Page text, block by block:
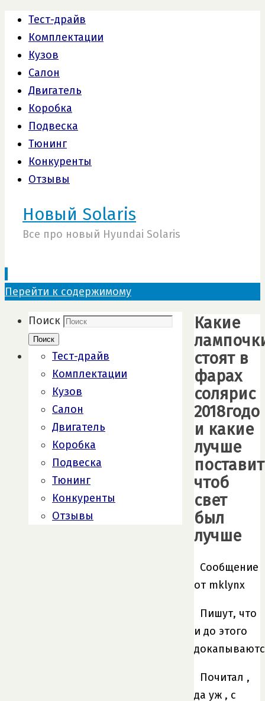
Тест-драйв
Комплектации
Кузов
Салон
Двигатель
Коробка
Подвеска
Тюнинг
Конкуренты
Отзывы
Новый Solaris
Все про новый Hyundai Solaris
Перейти к содержимому
Какие
стоят в
фарах
солярис
2018годо
и какие
лучше
чтоб
свет
был
лучше
Сообщение
от mklynx
Пишут, что
и до этого
Почитал ,
да уж , с
Поиск
Поиск
Тест-драйв
Комплектации
Кузов
Салон
Двигатель
Коробка
Подвеска
Тюнинг
Конкуренты
Отзывы